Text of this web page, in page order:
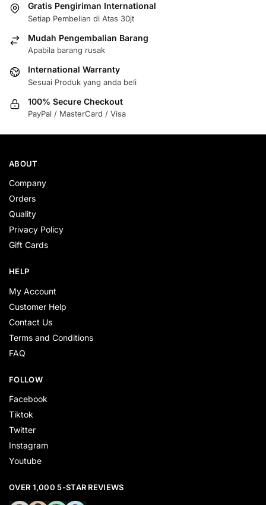
Gratis Pengiriman International
Setiap Pembelian di Atas 30jt
Mudah Pengembalian Barang
Apabila barang rusak
International Warranty
Sesuai Produk yang anda beli
100% Secure Checkout
PayPal / MasterCard / Visa
ABOUT
Company
Orders
Quality
Privacy Policy
Gift Cards
HELP
My Account
Customer Help
Contact Us
Terms and Conditions
FAQ
FOLLOW
Facebook
Tiktok
Twitter
Instagram
Youtube
OVER 1,000 5-STAR REVIEWS